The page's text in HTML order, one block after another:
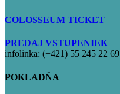
COLOSSEUM TICKET
PREDAJ VSTUPENIEK
infolinka: (+421) 55 245 22 69
POKLADŇA